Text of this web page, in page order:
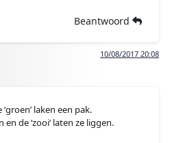
Beantwoord
10/08/2017 20:08
laken een pak.
de ‘zooi’ laten ze liggen.